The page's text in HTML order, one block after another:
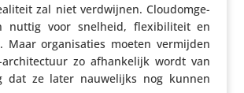
zal niet verdwijnen. Cloudom­ge­
nuttig voor snelheid, flexi­bi­li­teit en
Maar orga­ni­sa­ties moeten vermijden
zo afhan­ke­lijk wordt van
dat ze later nauwe­lijks nog kunnen